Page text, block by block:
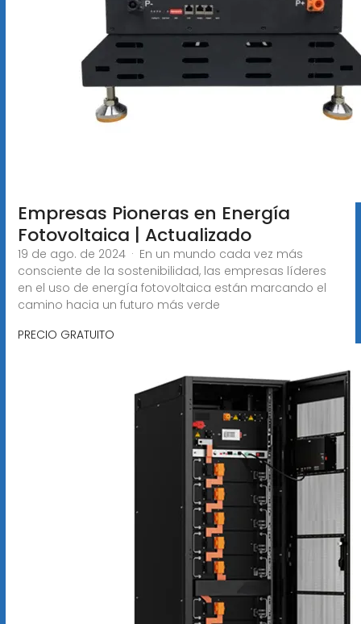
Empresas Pioneras en Energía
Fotovoltaica | Actualizado
19 de ago. de 2024 · En un mundo cada vez más
consciente de la sostenibilidad, las empresas líderes
en el uso de energía fotovoltaica están marcando el
camino hacia un futuro más verde
PRECIO GRATUITO